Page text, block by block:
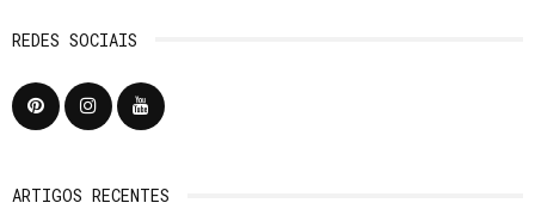
REDES SOCIAIS
ARTIGOS RECENTES